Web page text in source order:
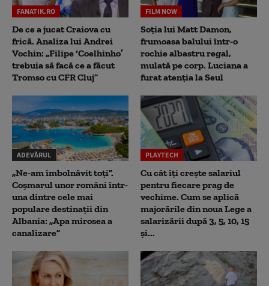
FANATIK.RO
De ce a jucat Craiova cu
frică. Analiza lui Andrei
Vochin: „Filipe ‘Coelhinho’
trebuia să facă ce a făcut
Tromso cu CFR Cluj”
FILM NOW
Soția lui Matt Damon,
frumoasa balului într-o
rochie albastru regal,
mulată pe corp. Luciana a
furat atenția la Seul
ADEVĂRUL
„Ne-am îmbolnăvit toți”.
Coșmarul unor români într-
una dintre cele mai
populare destinații din
Albania: „Apa mirosea a
canalizare”
PLAYTECH
Cu cât îți crește salariul
pentru fiecare prag de
vechime. Cum se aplică
majorările din noua Lege a
salarizării după 3, 5, 10, 15
și...